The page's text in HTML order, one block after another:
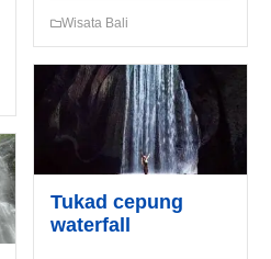
Wisata Bali
Tukad cepung
waterfall